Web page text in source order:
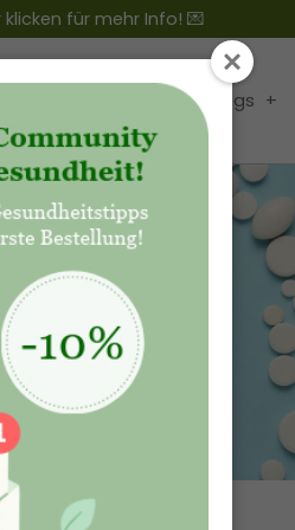
für mehr Info! 💌
Blogs +